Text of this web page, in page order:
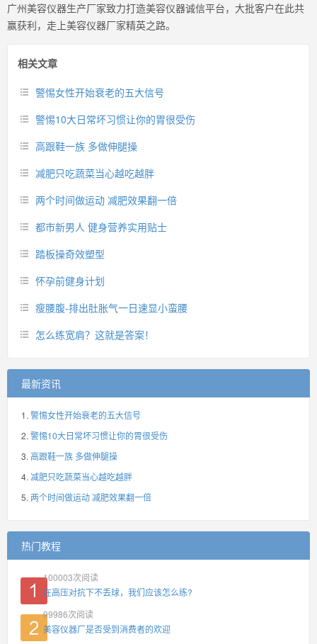
广州美容仪器生产厂家致力打造美容仪器诚信平台，大批客户在此共
赢获利，走上美容仪器厂家精英之路。
相关文章
警惕女性开始衰老的五大信号
警惕10大日常坏习惯让你的胃很受伤
高跟鞋一族 多做伸腿操
减肥只吃蔬菜当心越吃越胖
两个时间做运动 减肥效果翻一倍
都市新男人 健身营养实用贴士
踏板操奇效塑型
怀孕前健身计划
瘦腰腹-排出肚胀气一日速显小蛮腰
怎么练宽肩？这就是答案！
最新资讯
警惕女性开始衰老的五大信号
警惕10大日常坏习惯让你的胃很受伤
高跟鞋一族 多做伸腿操
减肥只吃蔬菜当心越吃越胖
两个时间做运动 减肥效果翻一倍
热门教程
100003次阅读
在高压对抗下不丢球，我们应该怎么练?
99986次阅读
美容仪器厂是否受到消费者的欢迎